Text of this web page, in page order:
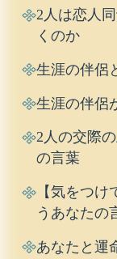
2人は恋人
くのか
生涯の伴侶
生涯の伴侶
2人の交際
の言葉
【気をつけ
うあなたの
あなたと運